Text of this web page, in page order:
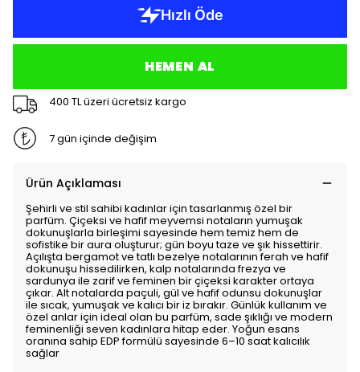
HEMEN AL
400 TL üzeri ücretsiz kargo
7 gün içinde değişim
Ürün Açıklaması
Şehirli ve stil sahibi kadınlar için tasarlanmış özel bir
parfüm. Çiçeksi ve hafif meyvemsi notaların yumuşak
dokunuşlarla birleşimi sayesinde hem temiz hem de
sofistike bir aura oluşturur; gün boyu taze ve şık hissettirir.
Açılışta bergamot ve tatlı bezelye notalarının ferah ve hafif
dokunuşu hissedilirken, kalp notalarında frezya ve
sardunya ile zarif ve feminen bir çiçeksi karakter ortaya
çıkar. Alt notalarda paçuli, gül ve hafif odunsu dokunuşlar
ile sıcak, yumuşak ve kalıcı bir iz bırakır. Günlük kullanım ve
özel anlar için ideal olan bu parfüm, sade şıklığı ve modern
feminenliği seven kadınlara hitap eder. Yoğun esans
oranına sahip EDP formülü sayesinde 6–10 saat kalıcılık
sağlar